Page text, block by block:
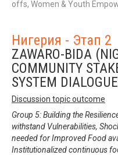
offs, Women & Youth
Нигерия - Этап 2
ZAWARO-BIDA
COMMUNITY
SYSTEM DIALOGUE
Discussion topic outcome
Group 5: Building the
withstand Vulnerabilities,
needed for Improved Food
Institutionalized continuous